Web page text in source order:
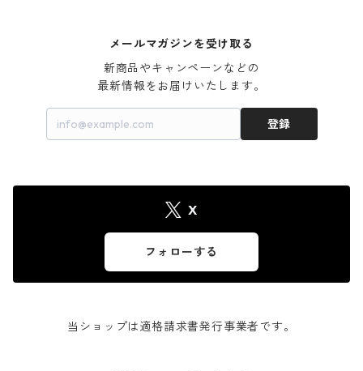
メールマガジンを受け取る
新商品やキャンペーンなどの
最新情報をお届けいたします。
登録
X
フォローする
当ショップは適格請求書発行事業者です。